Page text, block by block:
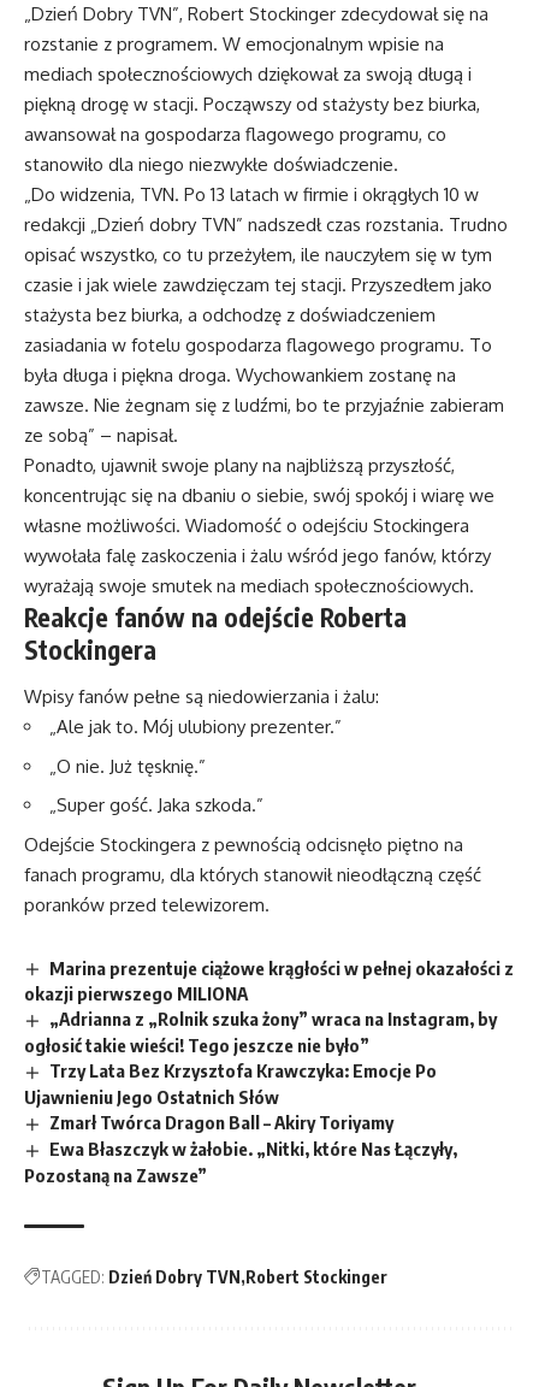
„Dzień Dobry TVN”, Robert Stockinger zdecydował się na
rozstanie z programem. W emocjonalnym wpisie na
mediach społecznościowych dziękował za swoją długą i
piękną drogę w stacji. Począwszy od stażysty bez biurka,
awansował na gospodarza flagowego programu, co
stanowiło dla niego niezwykłe doświadczenie.
„Do widzenia, TVN. Po 13 latach w firmie i okrągłych 10 w
redakcji „Dzień dobry TVN” nadszedł czas rozstania. Trudno
opisać wszystko, co tu przeżyłem, ile nauczyłem się w tym
czasie i jak wiele zawdzięczam tej stacji. Przyszedłem jako
stażysta bez biurka, a odchodzę z doświadczeniem
zasiadania w fotelu gospodarza flagowego programu. To
była długa i piękna droga. Wychowankiem zostanę na
zawsze. Nie żegnam się z ludźmi, bo te przyjaźnie zabieram
ze sobą” – napisał.
Ponadto, ujawnił swoje plany na najbliższą przyszłość,
koncentrując się na dbaniu o siebie, swój spokój i wiarę we
własne możliwości. Wiadomość o odejściu Stockingera
wywołała falę zaskoczenia i żalu wśród jego fanów, którzy
wyrażają swoje smutek na mediach społecznościowych.
Reakcje fanów na odejście Roberta
Stockingera
Wpisy fanów pełne są niedowierzania i żalu:
„Ale jak to. Mój ulubiony prezenter.”
„O nie. Już tęsknię.”
„Super gość. Jaka szkoda.”
Odejście Stockingera z pewnością odcisnęło piętno na
fanach programu, dla których stanowił nieodłączną część
poranków przed telewizorem.
Marina prezentuje ciążowe krągłości w pełnej okazałości z
okazji pierwszego MILIONA
„Adrianna z „Rolnik szuka żony” wraca na Instagram, by
ogłosić takie wieści! Tego jeszcze nie było”
Trzy Lata Bez Krzysztofa Krawczyka: Emocje Po
Ujawnieniu Jego Ostatnich Słów
Zmarł Twórca Dragon Ball – Akiry Toriyamy
Ewa Błaszczyk w żałobie. „Nitki, które Nas Łączyły,
Pozostaną na Zawsze”
TAGGED: Dzień Dobry TVN Robert Stockinger